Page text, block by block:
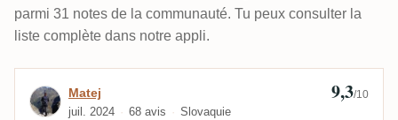
parmi 31 notes de la communauté. Tu peux consulter la
liste complète dans notre appli.
Avis de Matej
Matej
juil. 2024 68 avis Slovaquie
9,3/10